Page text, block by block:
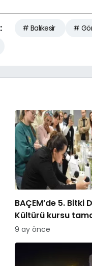
# Balıkesir #
BAÇEM’de 5. Bitki
Kültürü kursu
9 ay önce